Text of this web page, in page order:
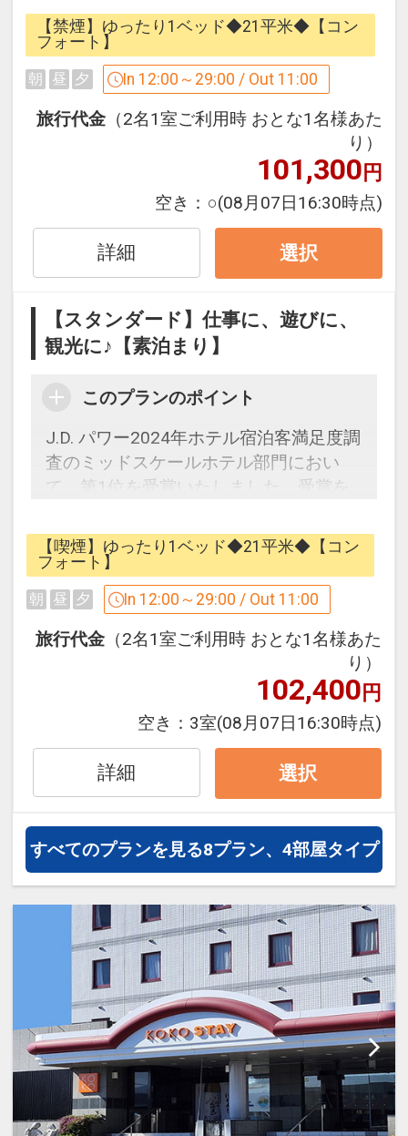
この宿泊プラン限定メニューです。
※限定メニュー適用除外日あり
詳しくはバンヤンツリー・スパ TEL :
0985-21-1351 までお問い合わせくださ
い。
設定期間：2026年4月13日～2026年12
インターネットコース番号：DP-2-
200000044695
設定期間：2026年4月13日～2027年1月
31日
インターネットコース番号：DP-2-
200000044689
出典：J.D. パワー2024年ホテル宿泊客満
足度調査。最多客室面積が15平米以上20
平米未満のホテルブランドが対象。直近
1年間に宿泊した3407名からの回答によ
る。同率1位。J.D. パワー調査の詳細は
japan.jdpower.com/awardsをご参照くだ
お得なシンプルステイプランをご用意さ
せていただきました。
ベッセルホテル都城のゆったりベッド＆
アットホームな雰囲気でほっこりあたた
かいスタッフが笑顔でお迎えいたしま
す。
==================================
=======================
■客室広々 シングル21平米 ツイン26平
米
※ベッド提供台数はシングル1台、ツイ
3名および4名利用の場合でもベッドの追
加はございませんので、ご注意くださ
い。
■平面駐車場 100台以上駐車可 ※大型車
一部有料
■ゆったりベッド 全客室クィーンサイズ
■全室インターネット接続OK
■正午からチェックインOK！ チェックア
ウト11：00 ステイ最長23時間
★朝食有料化のお知らせ
5月1日から大人1名様あたり1000円（税
込）、
12歳以下のお子様1名様あたり500円
（税込）、5歳以下のお子様は0円となり
ます。
※フロントにて購入可能です。
設定期間：2025年2月10日～2026年11
月30日
インターネットコース番号：DP-2-
200000037962
【禁煙】ゆったり1ベッド◆21平米◆【コン
フォート】
朝 昼 夕 In 12:00～29:00 / Out 11:00
旅行代金 （2名1室ご利用時 おとな1名様あた
り）
101,300円
空き： ○(08月07日16:30時点)
詳細 選択
【スタンダード】仕事に、遊びに、
観光に♪【素泊まり】
このプランのポイント
J.D. パワー2024年ホテル宿泊客満足度調
査のミッドスケールホテル部門におい
て、第1位を受賞いたしました。受賞を
出典：J.D. パワー2024年ホテル宿泊客満
足度調査。最多客室面積が15平米以上
20平米未満のホテルブランドが対象。直
近1年間に宿泊した3407名からの回答に
よる。同率1位。J.D. パワー調査の詳細
はjapan.jdpower.com/awardsをご参照く
お得なシンプルステイプランをご用意さ
せていただきました。
ベッセルホテル都城のゆったりベッド＆
アットホームな雰囲気でほっこりあたた
かいスタッフが笑顔でお迎えいたしま
す。
==================================
=======================
■客室広々 シングル21平米 ツイン26平
※ベッド提供台数はシングル1台、ツイ
ン2台です。
3名および4名利用の場合でもベッドの追
加はございませんので、ご注意くださ
い。
■平面駐車場 100台以上駐車可 ※大型車
【喫煙】ゆったり1ベッド◆21平米◆【コン
フォート】
朝 昼 夕 In 12:00～29:00 / Out 11:00
旅行代金 （2名1室ご利用時 おとな1名様あた
り）
102,400円
空き： 3室(08月07日16:30時点)
詳細 選択
すべてのプランを見る8プラン、4部屋タイプ